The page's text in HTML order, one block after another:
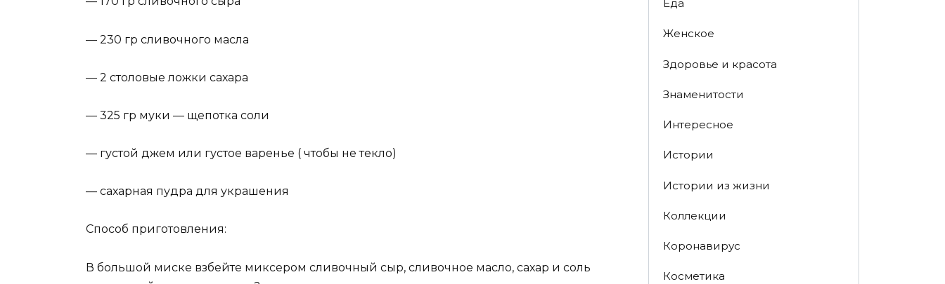
— 230 гр сливочного масла
— 2 столовые ложки сахара
— 325 гр муки — щепотка соли
— густой джем или густое варенье ( чтобы не текло)
— сахарная пудра для украшения
Способ приготовления:
В большой миске взбейте миксером сливочный сыр, сливочное масло, сахар и соль
Еда
Женское
Здоровье и красота
Знаменитости
Интересное
Истории
Истории из жизни
Коллекции
Коронавирус
Косметика